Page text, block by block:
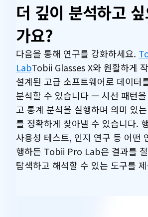
더 깊이 분석하고
가요?
다음을 통해 연구를 강화하세요.
LabTobii Glasses X와 원활하게
설계된 고급 소프트웨어로 데이터
분석할 수 있습니다 — 시선 패턴
고 통계 분석을 실행하며 의미 있
를 정확하게 찾아낼 수 있습니다.
사용성 테스트, 인지 연구 등 어떤
행하든 Tobii Pro Lab은 결과를
탐색하고 해석할 수 있는 도구를